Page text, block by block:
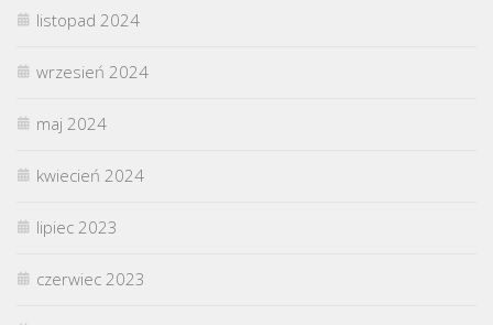
listopad 2024
wrzesień 2024
maj 2024
kwiecień 2024
lipiec 2023
czerwiec 2023